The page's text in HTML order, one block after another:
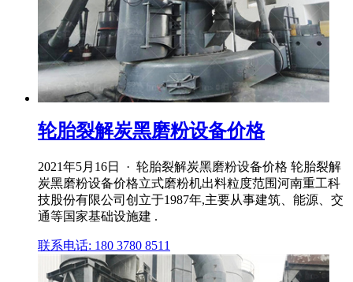
轮胎裂解炭黑磨粉设备价格
2021年5月16日 · 轮胎裂解炭黑磨粉设备价格 轮胎裂解
炭黑磨粉设备价格立式磨粉机出料粒度范围河南重工科
技股份有限公司创立于1987年,主要从事建筑、能源、交
通等国家基础设施建 .
联系电话: 180 3780 8511